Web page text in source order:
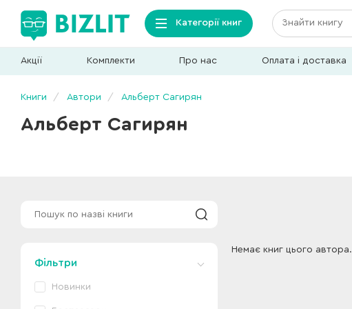
Категорії книг
Акції Комплекти Про нас Оплата і доставка
Книги Автори Альберт Сагирян
Альберт Сагирян
Фільтри
Новинки
Немає книг цього автора.